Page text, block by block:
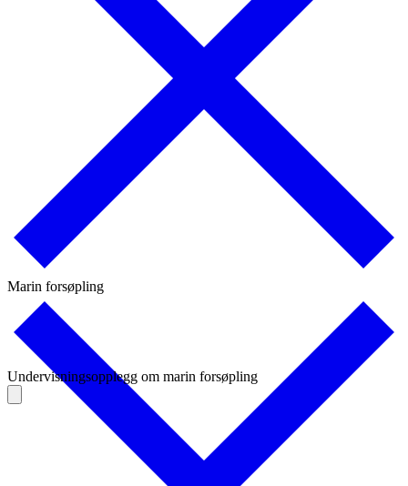
Undervisningsopplegg om marin forsøpling
Marin forsøpling